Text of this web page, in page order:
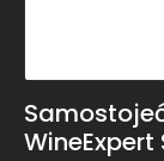
WineExpert